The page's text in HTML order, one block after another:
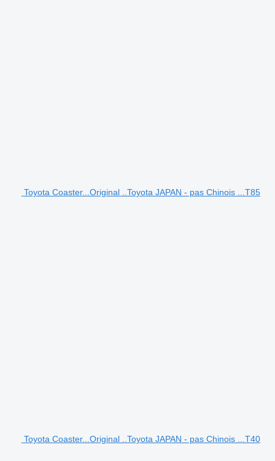
Toyota Coaster...Original ..Toyota JAPAN - pas Chinois ...T85
Toyota Coaster...Original ..Toyota JAPAN - pas Chinois ...T40